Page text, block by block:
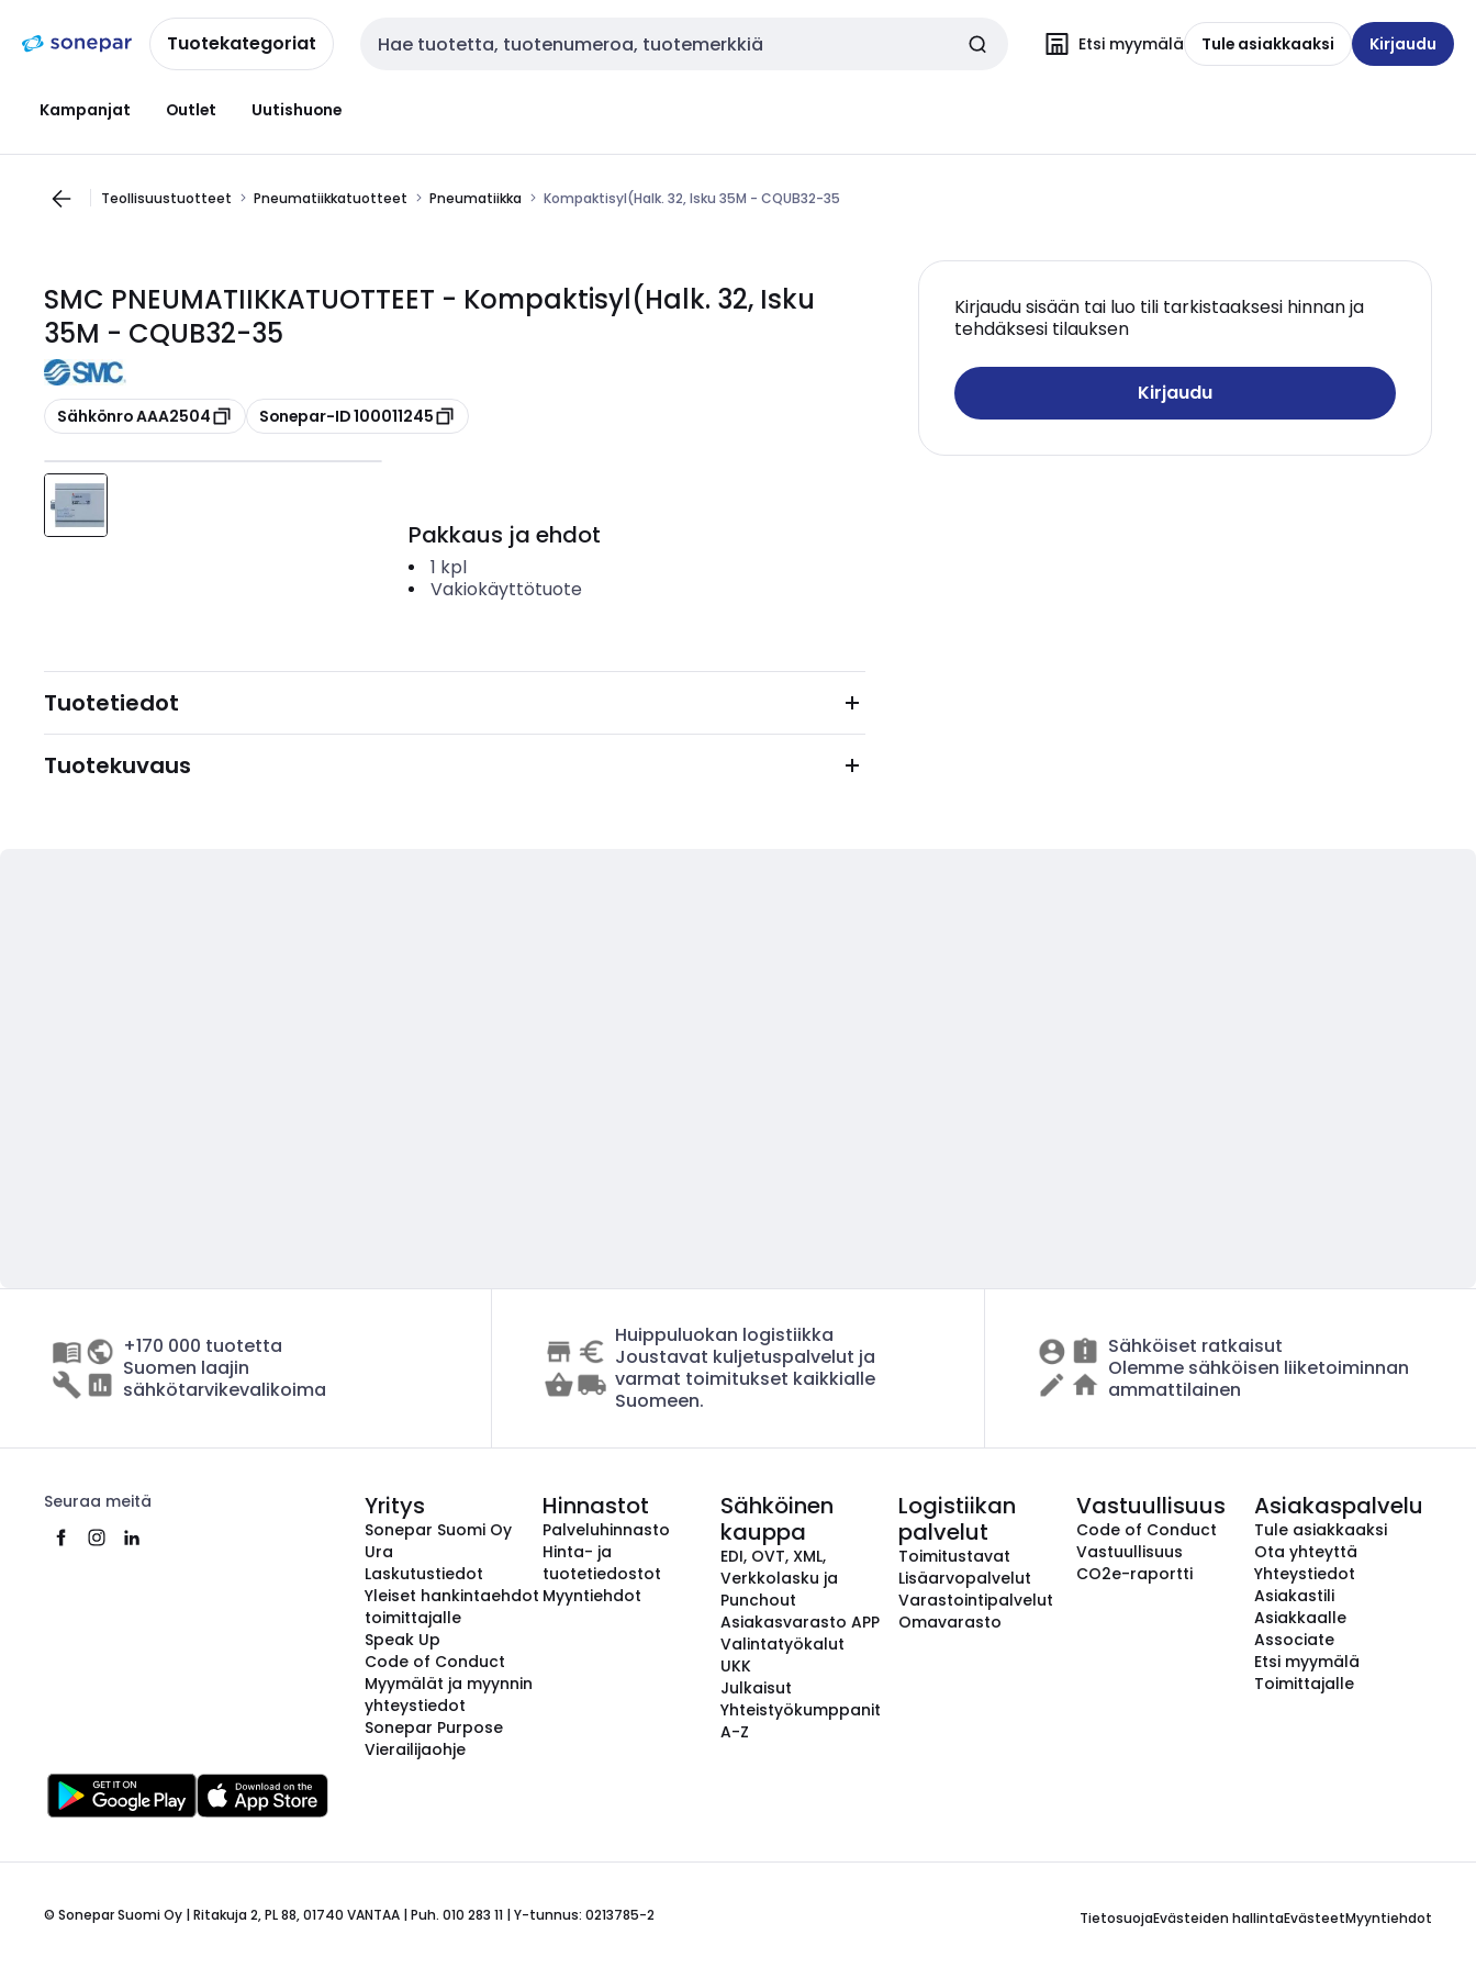
navigointiinsisältöönTuotekategoriat Haku Etsi myymälä Tule asiakkaaksi Kirjaudu
Kampanjat Outlet Uutishuone
Teollisuustuotteet Pneumatiikkatuotteet Pneumatiikka Kompaktisyl(Halk. 32, Isku 35M - CQUB32-35
SMC PNEUMATIIKKATUOTTEET - Kompaktisyl(Halk. 32, Isku
35M - CQUB32-35
Kopioi
Sähkönro AAA2504 Kopioi
Sonepar-ID 100011245
Kirjaudu sisään tai luo tili tarkistaaksesi hinnan ja
tehdäksesi tilauksen
Kirjaudu
Pakkaus ja ehdot
1 kpl
Vakiokäyttötuote
Tuotetiedot
Tuotekuvaus
+170 000 tuotetta
Suomen laajin
sähkötarvikevalikoima
Huippuluokan logistiikka
Joustavat kuljetuspalvelut ja
varmat toimitukset kaikkialle
Suomeen.
Sähköiset ratkaisut
Olemme sähköisen liiketoiminnan
ammattilainen
Seuraa meitä Yritys
Sonepar Suomi Oy
Ura
Laskutustiedot
Yleiset hankintaehdot
toimittajalle
Speak Up
Code of Conduct
Myymälät ja myynnin
yhteystiedot
Sonepar Purpose
Vierailijaohje
Hinnastot
Palveluhinnasto
Hinta- ja
tuotetiedostot
Myyntiehdot
Sähköinen
kauppa
EDI, OVT, XML,
Verkkolasku ja
Punchout
Asiakasvarasto APP
Valintatyökalut
UKK
Julkaisut
Yhteistyökumppanit
A-Z
Logistiikan
palvelut
Toimitustavat
Lisäarvopalvelut
Varastointipalvelut
Omavarasto
Vastuullisuus
Code of Conduct
Vastuullisuus
CO2e-raportti
Asiakaspalvelu
Tule asiakkaaksi
Ota yhteyttä
Yhteystiedot
Asiakastili
Asiakkaalle
Associate
Etsi myymälä
Toimittajalle
© Sonepar Suomi Oy | Ritakuja 2, PL 88, 01740 VANTAA | Puh. 010 283 11 | Y-tunnus: 0213785-2 TietosuojaEvästeiden hallintaEvästeetMyyntiehdot